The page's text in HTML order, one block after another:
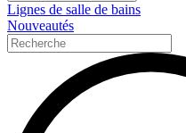
Lignes de salle de bains
Nouveautés